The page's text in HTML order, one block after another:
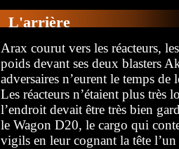
L'arrière
Arax courut vers les réacteurs,
poids devant ses deux blasters
adversaires n’eurent le temps
Les réacteurs n’étaient plus
l’endroit devait être très bien
le Wagon D20, le cargo qui
vigils en leur cognant la tête l’un